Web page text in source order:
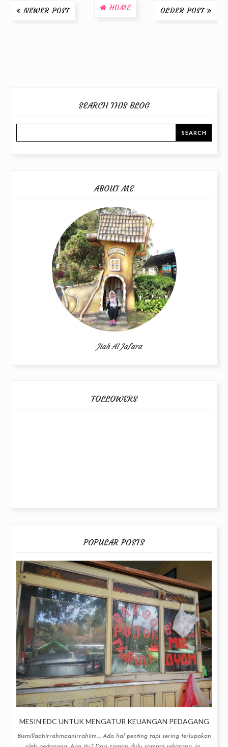
NEWER POST OLDER POST
HOME
SEARCH THIS BLOG
ABOUT ME
Jiah Al Jafara
FOLLOWERS
POPULAR POSTS
MESIN EDC UNTUK MENGATUR KEUANGAN PEDAGANG
Bismillaahirrahmaanirrahiim.... Ada hal penting tapi sering terlupakan